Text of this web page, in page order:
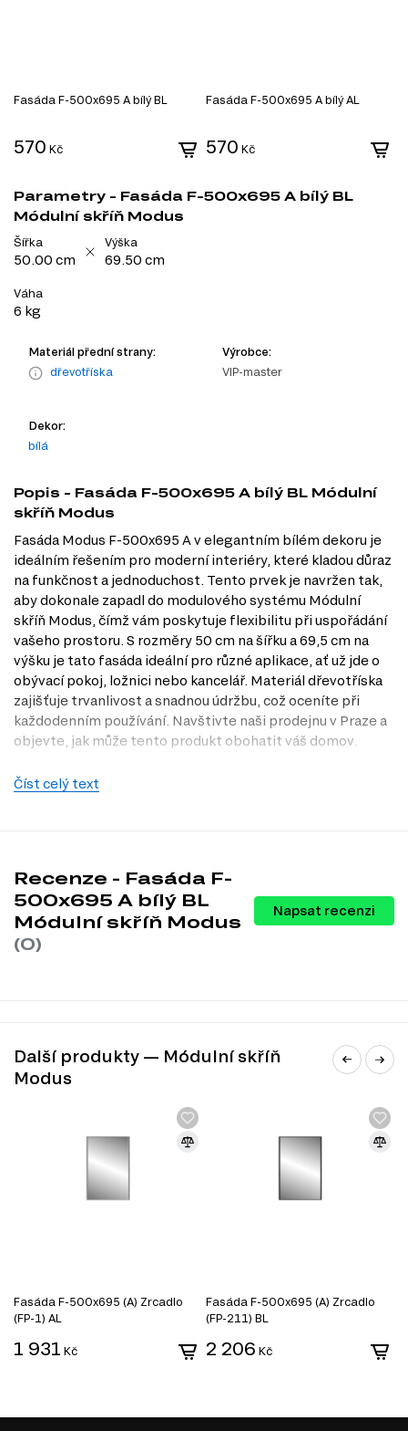
Fasáda F-500x695 A bílý BL
570 Kč
Fasáda F-500x695 A bílý AL
570 Kč
Parametry - Fasáda F-500x695 A bílý BL
Módulní skříň Modus
Šířka
50.00 cm
Výška
69.50 cm
Váha
6 kg
Materiál přední strany:
dřevotříska
Výrobce:
VIP-master
Dekor:
bílá
Popis - Fasáda F-500x695 A bílý BL Módulní
skříň Modus
Fasáda Modus F-500x695 A v elegantním bílém dekoru je
ideálním řešením pro moderní interiéry, které kladou důraz
na funkčnost a jednoduchost. Tento prvek je navržen tak,
aby dokonale zapadl do modulového systému Módulní
skříň Modus, čímž vám poskytuje flexibilitu při uspořádání
vašeho prostoru. S rozměry 50 cm na šířku a 69,5 cm na
výšku je tato fasáda ideální pro různé aplikace, ať už jde o
obývací pokoj, ložnici nebo kancelář. Materiál dřevotříska
zajišťuje trvanlivost a snadnou údržbu, což oceníte při
každodenním používání. Navštivte naši prodejnu v Praze a
objevte, jak může tento produkt obohatit váš domov.
Dostupné modifikace produktu
Charakteristiky, vlastnosti a výhody
Materiál přední strany. Dřevotříska je odolná a snadno se
udržuje, což znamená, že fasáda si dlouho zachová svůj vzhled.
Moderní dekor.
Informace o sérii nábytku
Tento produkt je součástí modulového systému Módulní
skříň Modus, který zahrnuje celkem 22 produktů. Tento
systém nabízí široké možnosti uspořádání a přizpůsobení
vašim potřebám. Prozkoumejte další kategorie produktů v
Módulní skříň Modus
Číst celý text
Recenze - Fasáda F-
500x695 A bílý BL
Módulní skříň Modus
(0)
Napsat recenzi
Další produkty — Módulní skříň
Modus
Fasáda F-500x695 (A) Zrcadlo
(FP-1) AL
1 931 Kč
Fasáda F-500x695 (A) Zrcadlo
(FP-211) BL
2 206 Kč